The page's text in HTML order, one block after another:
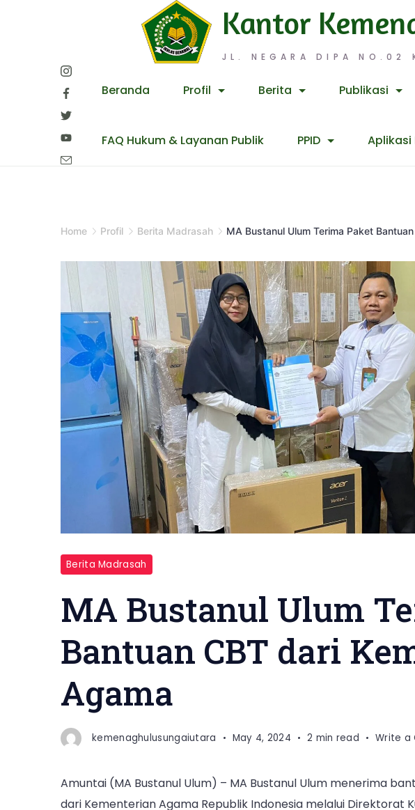
JL. NEGARA DIPA NO.02
Kantor
Beranda Profil Berita Publikasi
FAQ Hukum & Layanan Publik PPID Aplikasi
Home Profil Berita Madrasah MA Bustanul Ulum Terima Paket
Berita Madrasah
MA Bustanul Ulum
Bantuan CBT dari
Agama
kemenaghulusungaiutara May 4, 2024 2 min read Write a
Amuntai (MA Bustanul Ulum) – MA Bustanul Ulum menerima
dari Kementerian Agama Republik Indonesia melalui Direktorat